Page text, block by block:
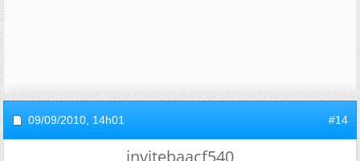
09/09/2010, 14h01 #14
invitebaacf540